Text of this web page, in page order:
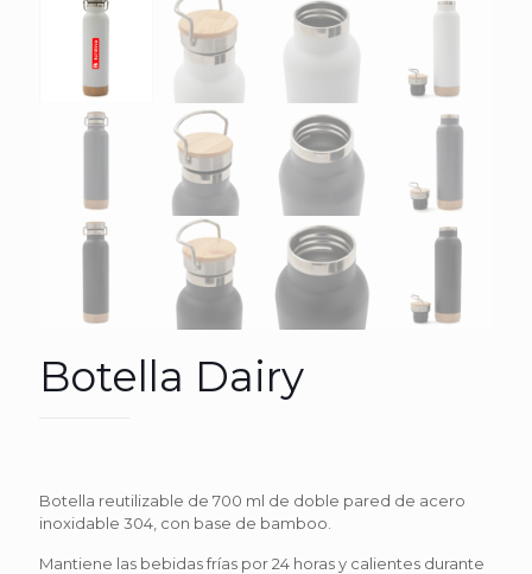
Botella Dairy
Botella reutilizable de 700 ml de doble pared de acero
inoxidable 304, con base de bamboo.
Mantiene las bebidas frías por 24 horas y calientes durante